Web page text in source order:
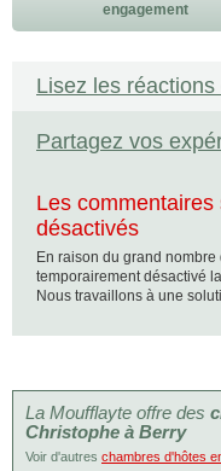
engagement
Lisez les
Partagez vos
Les
désactivés
En raison du grand
temporairement désactivé
Nous travaillons à une
La Moufflayte offre des
Christophe à Berry
Voir d'autres chambres d'hôtes